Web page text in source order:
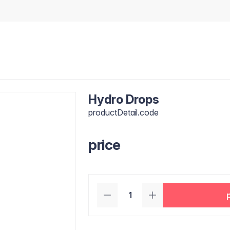
Hydro Drops
productDetail.code
price